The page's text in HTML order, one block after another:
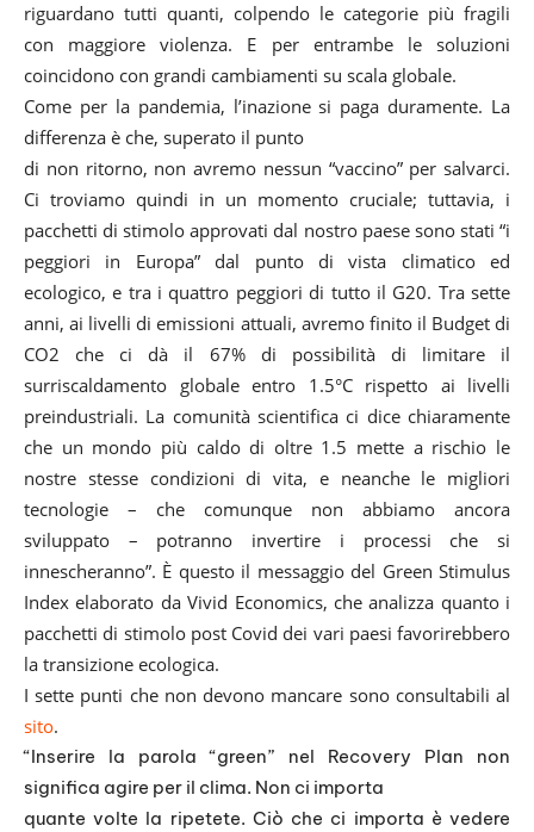
riguardano tutti quanti, colpendo le categorie più fragili
con maggiore violenza. E per entrambe le soluzioni
coincidono con grandi cambiamenti su scala globale.
Come per la pandemia, l’inazione si paga duramente. La
differenza è che, superato il punto
di non ritorno, non avremo nessun “vaccino” per salvarci.
Ci troviamo quindi in un momento cruciale; tuttavia, i
pacchetti di stimolo approvati dal nostro paese sono stati “i
peggiori in Europa” dal punto di vista climatico ed
ecologico, e tra i quattro peggiori di tutto il G20. Tra sette
anni, ai livelli di emissioni attuali, avremo finito il Budget di
CO2 che ci dà il 67% di possibilità di limitare il
surriscaldamento globale entro 1.5°C rispetto ai livelli
preindustriali. La comunità scientifica ci dice chiaramente
che un mondo più caldo di oltre 1.5 mette a rischio le
nostre stesse condizioni di vita, e neanche le migliori
tecnologie – che comunque non abbiamo ancora
sviluppato – potranno invertire i processi che si
innescheranno”. È questo il messaggio del Green Stimulus
Index elaborato da Vivid Economics, che analizza quanto i
pacchetti di stimolo post Covid dei vari paesi favorirebbero
la transizione ecologica.
I sette punti che non devono mancare sono consultabili al
sito.
“Inserire la parola “green” nel Recovery Plan non
significa agire per il clima. Non ci importa
quante volte la ripetete. Ciò che ci importa è vedere